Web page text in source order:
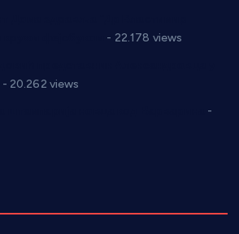
- 22.178 views
- 20.262 views
-